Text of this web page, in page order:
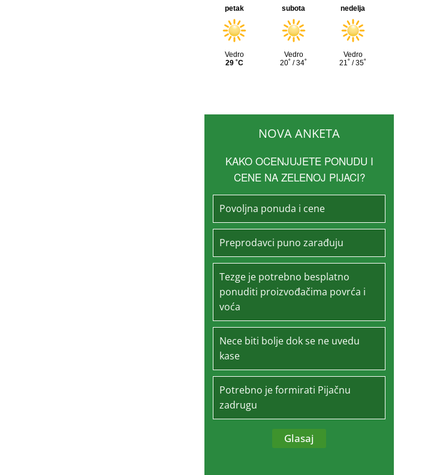
NOVA ANKETA
KAKO OCENJUJETE PONUDU I
CENE NA ZELENOJ PIJACI?
Povoljna ponuda i cene
Preprodavci puno zarađuju
Tezge je potrebno besplatno
ponuditi proizvođačima povrća i
voća
Nece biti bolje dok se ne uvedu
kase
Potrebno je formirati Pijačnu
zadrugu